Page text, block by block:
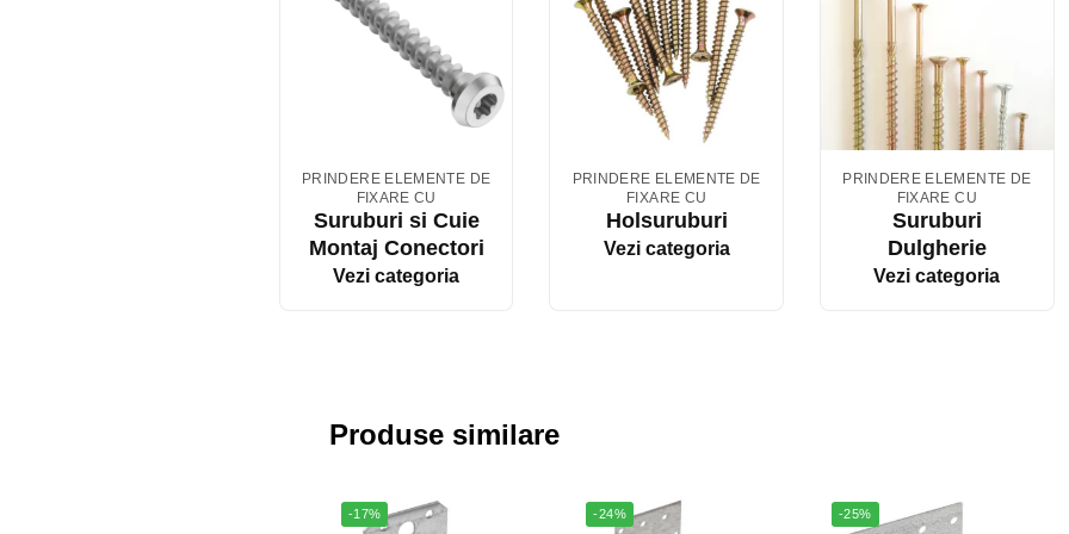
PRINDERE ELEMENTE DE
FIXARE CU
Suruburi si Cuie
Montaj Conectori
Vezi categoria
PRINDERE ELEMENTE DE
FIXARE CU
Holsuruburi
Vezi categoria
PRINDERE ELEMENTE DE
FIXARE CU
Suruburi
Dulgherie
Vezi categoria
Produse similare
-17% -24% -25%